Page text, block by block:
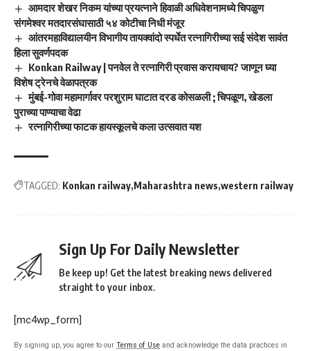
आमदार शेखर निकम यांच्या प्रयत्नाने हिवाळी अधिवेशनामध्ये चिपळुण
संगमेश्वर मतदारसंघासाठी ५४ कोटीचा निधी मंजूर
आंतरमहाविद्यालयीन विभागीय तायक्वांदो स्पर्धेत रत्नागिरीच्या सई संदेश सावंत
हिला सुवर्णपदक
Konkan Railway | पनवेल ते रत्नागिरी प्रवास करायचाय? जाणून घ्या
विशेष ट्रेनचे वेळापत्रक
मुंबई-गोवा महामार्गावर परशुराम घाटात दरड कोसळली ; चिपळूण, खेडला
पुराच्या पाण्याचा वेढा
रत्नागिरीच्या फाटक हायस्कूलचे कला उत्सवात यश
TAGGED: Konkan railway Maharashtra news western railway
Sign Up For Daily Newsletter
Be keep up! Get the latest breaking news delivered
straight to your inbox.
[mc4wp_form]
By signing up, you agree to our Terms of Use and acknowledge the data practices in